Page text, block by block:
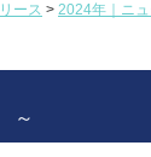
ース > 2024年｜ニ
～